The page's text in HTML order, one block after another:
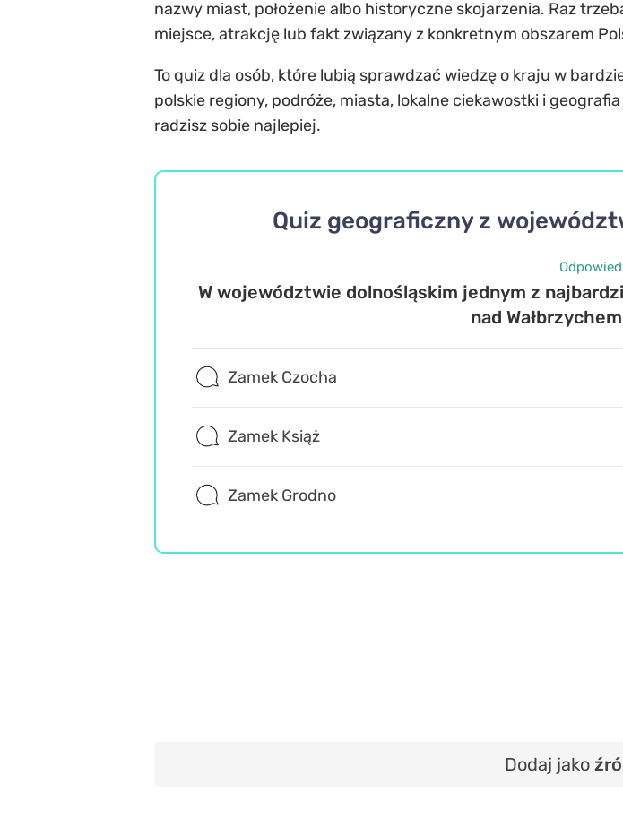
nazwy miast, położenie albo historyczne skojarzenia. Raz
miejsce, atrakcję lub fakt związany z konkretnym obszarem
To quiz dla osób, które lubią sprawdzać wiedzę o kraju w
polskie regiony, podróże, miasta, lokalne ciekawostki i
radzisz sobie najlepiej.
Quiz geograficzny z
W województwie dolnośląskim jednym z
nad
Zamek Czocha
Zamek Książ
Zamek Grodno
Dodaj jako